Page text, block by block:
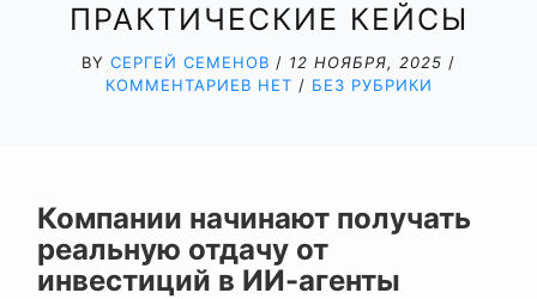
ПРАКТИЧЕСКИЕ КЕЙСЫ
BY СЕРГЕЙ СЕМЕНОВ / 12 НОЯБРЯ, 2025 /
КОММЕНТАРИЕВ НЕТ / БЕЗ РУБРИКИ
Компании начинают получать
реальную отдачу от
инвестиций в ИИ-агенты